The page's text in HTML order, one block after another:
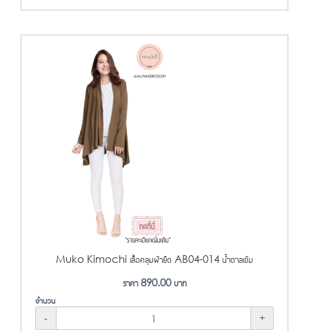
Muko Kimochi เสื้อคลุมผ้ายืด AB04-014 น้ำตาลเข้ม
ราคา890.00บาท
จำนวน
-
+